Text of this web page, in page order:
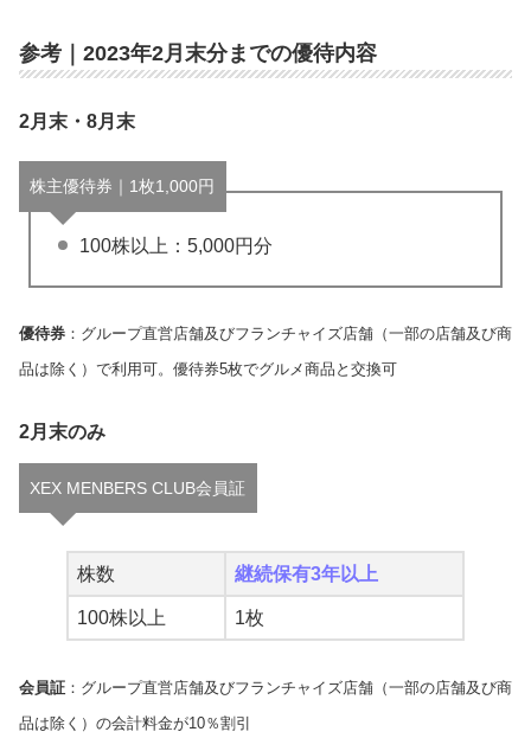
参考｜2023年2月末分までの優待内容
2月末・8月末
株主優待券｜1枚1,000円
100株以上：5,000円分
優待券 ：グループ直営店舗及びフランチャイズ店舗（一部の店舗及び商
品は除く）で利用可。優待券5枚でグルメ商品と交換可
2月末のみ
XEX MENBERS CLUB会員証
株数 継続保有3年以上
100株以上 1枚
会員証 ：グループ直営店舗及びフランチャイズ店舗（一部の店舗及び商
品は除く）の会計料金が10％割引